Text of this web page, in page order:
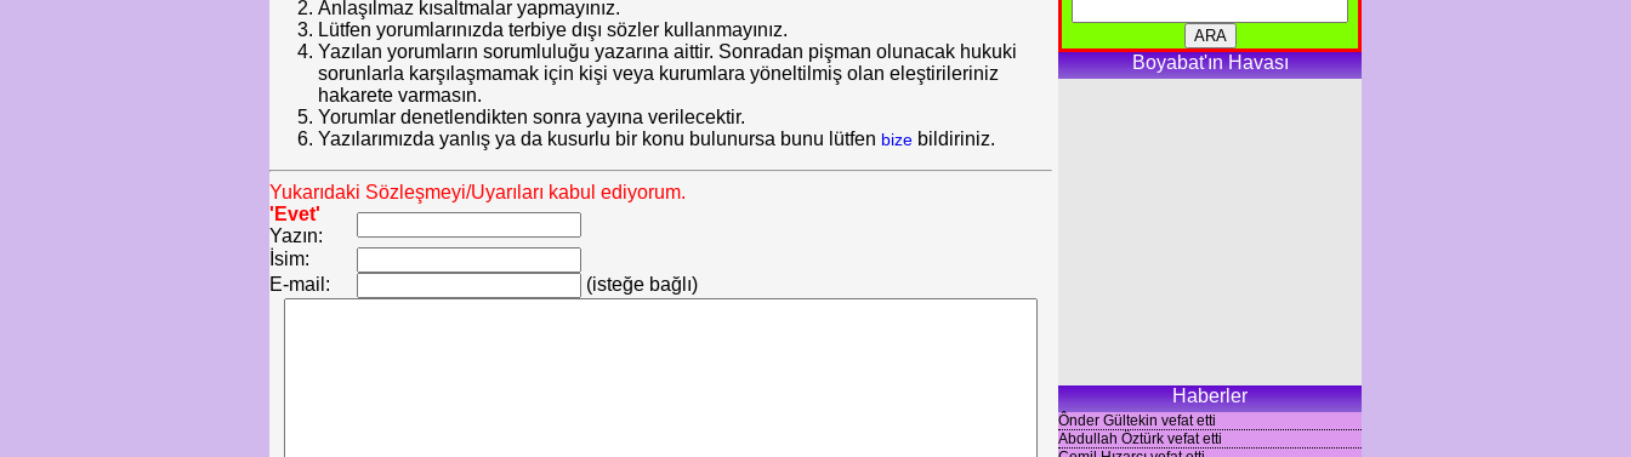
Anlaşılmaz kısaltmalar yapmayınız.
Lütfen yorumlarınızda terbiye dışı sözler kullanmayınız.
Yazılan yorumların sorumluluğu yazarına aittir. Sonradan pişman olunacak hukuki
sorunlarla karşılaşmamak için kişi veya kurumlara yöneltilmiş olan eleştirileriniz
hakarete varmasın.
Yorumlar denetlendikten sonra yayına verilecektir.
Yazılarımızda yanlış ya da kusurlu bir konu bulunursa bunu lütfen bize bildiriniz.
Yukarıdaki Sözleşmeyi/Uyarıları kabul ediyorum.
'Evet'
Yazın:
İsim:
E-mail:
(isteğe bağlı)
Boyabat'ın Havası
Haberler
Ônder Gültekin vefat etti
Abdullah Öztürk vefat etti